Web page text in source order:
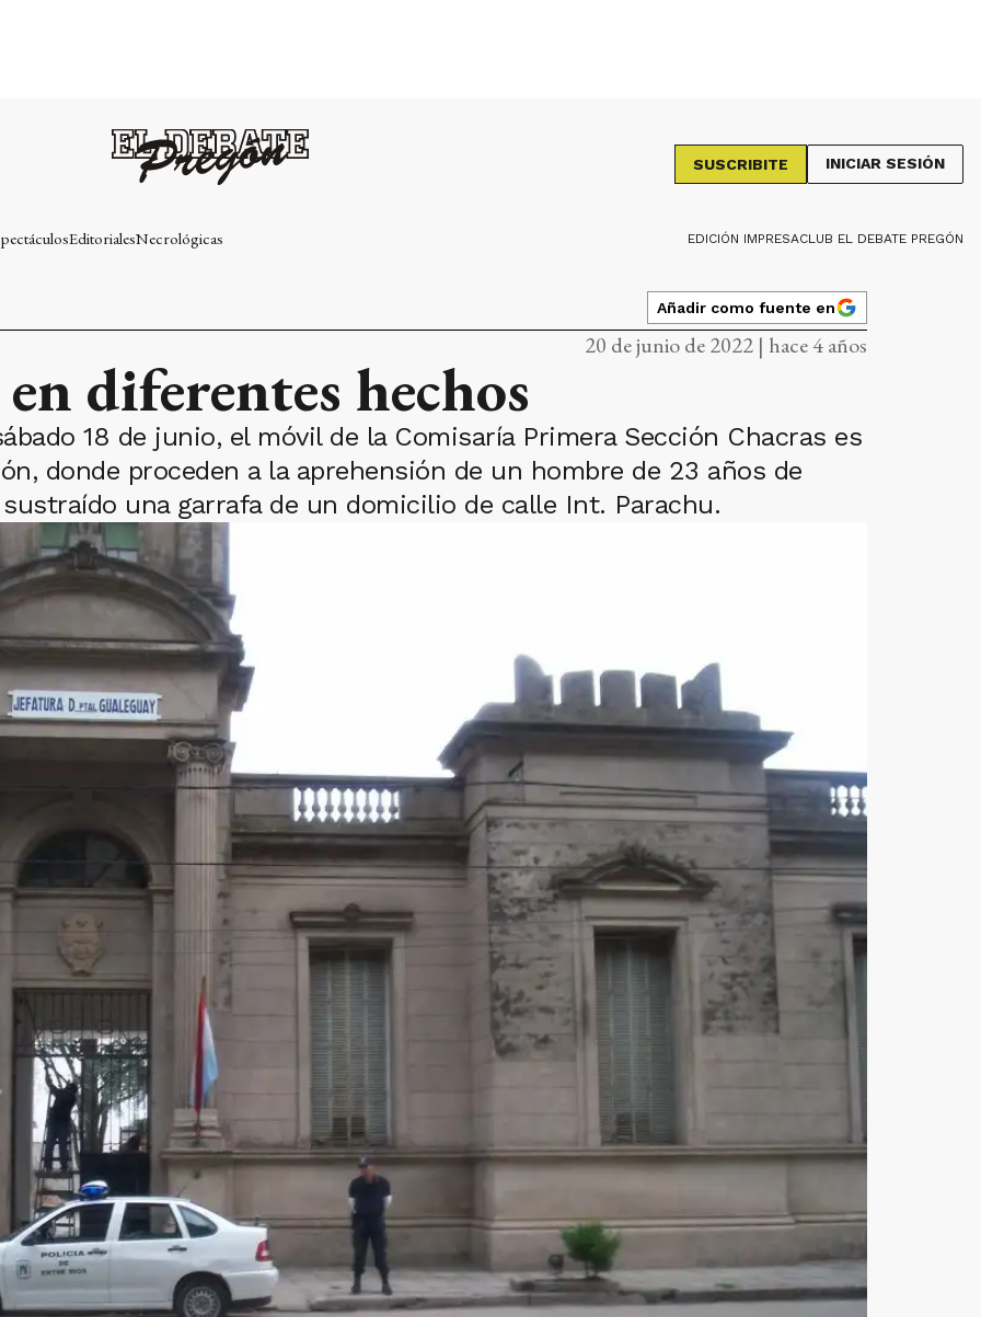
SUSCRIBITE INICIAR SESIÓN
EditorialesNecrológicas EDICIÓN IMPRESACLUB EL DEBATE PREGÓN
Añadir como fuente en
20 de junio de 2022 | hace 4 años
diferentes hechos
18 de junio, el móvil de la Comisaría Primera Sección Chacras es
donde proceden a la aprehensión de un hombre de 23 años de
una garrafa de un domicilio de calle Int. Parachu.